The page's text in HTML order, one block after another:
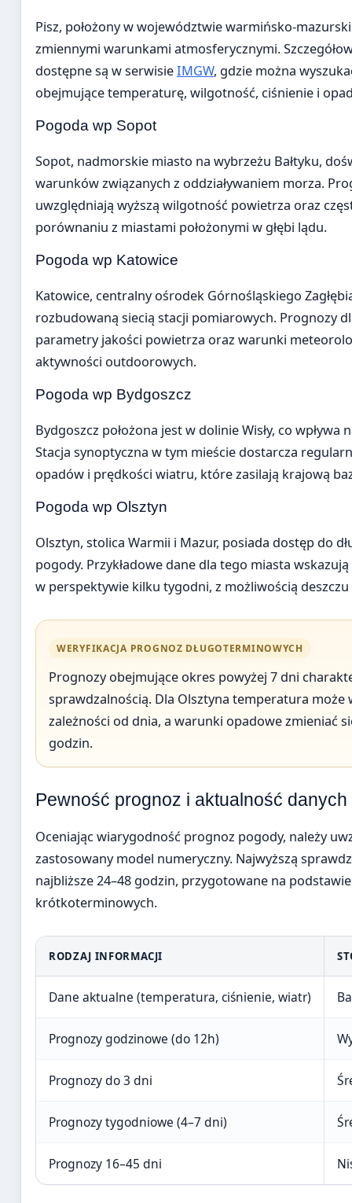
Pisz, położony w województwie warmińsko-
zmiennymi warunkami atmosferycznymi.
dostępne są w serwisieIMGW, gdzie można
obejmujące temperaturę, wilgotność, ciśnienie i
Pogoda wp Sopot
Sopot, nadmorskie miasto na wybrzeżu Bałtyku,
warunków związanych z oddziaływaniem morza.
uwzględniają wyższą wilgotność powietrza oraz
porównaniu z miastami położonymi w głębi lądu.
Pogoda wp Katowice
Katowice, centralny ośrodek Górnośląskiego
rozbudowaną siecią stacji pomiarowych. Prognozy
parametry jakości powietrza oraz warunki
aktywności outdoorowych.
Pogoda wp Bydgoszcz
Bydgoszcz położona jest w dolinie Wisły, co
Stacja synoptyczna w tym mieście dostarcza
opadów i prędkości wiatru, które zasilają krajową
Pogoda wp Olsztyn
Olsztyn, stolica Warmii i Mazur, posiada dostęp do
pogody. Przykładowe dane dla tego miasta
w perspektywie kilku tygodni, z możliwością
WERYFIKACJA PROGNOZ DŁUGOTERMINOWYCH
Prognozy obejmujące okres powyżej 7 dni
sprawdzalnością. Dla Olsztyna temperatura może
zależności od dnia, a warunki opadowe zmieniać
godzin.
Pewność prognoz i aktualność danych
Oceniając wiarygodność prognoz pogody, należy
zastosowany model numeryczny. Najwyższą
najbliższe 24–48 godzin, przygotowane na
krótkoterminowych.
RODZAJ INFORMACJI
Dane aktualne (temperatura, ciśnienie, wiatr)
Prognozy godzinowe (do 12h)
Prognozy do 3 dni
Prognozy tygodniowe (4–7 dni)
Prognozy 16–45 dni